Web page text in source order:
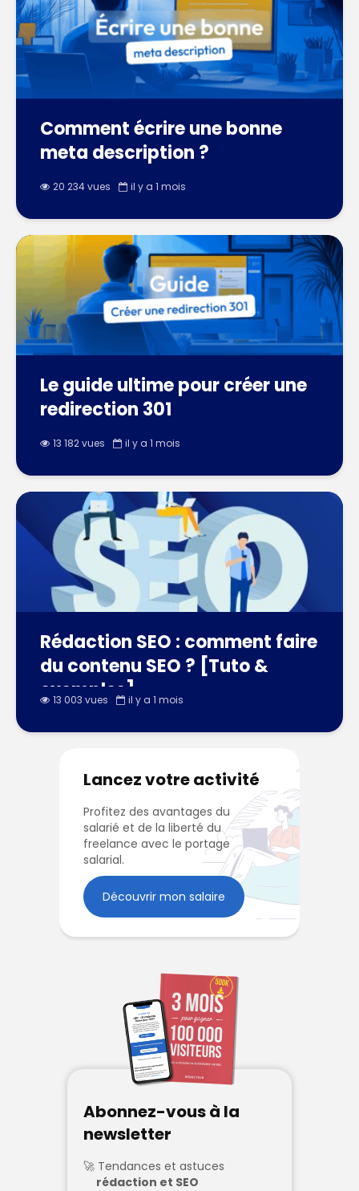
Comment écrire une bonne
meta description ?
20 234 vues il y a 1 mois
Le guide ultime pour créer une
redirection 301
13 182 vues il y a 1 mois
Rédaction SEO : comment faire
du contenu SEO ? [Tuto &
exemples]
13 003 vues il y a 1 mois
Lancez votre activité
Profitez des avantages du
salarié et de la liberté du
freelance avec le portage
salarial.
Découvrir mon salaire
Abonnez-vous à la
newsletter
Tendances et astuces
rédaction et SEO